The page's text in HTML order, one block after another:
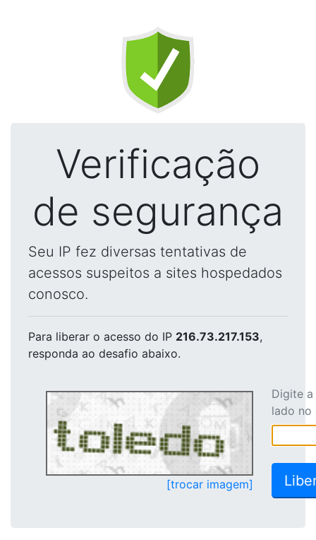
Verificação
de segurança
Seu IP fez diversas tentativas de
acessos suspeitos a sites hospedados
conosco.
Para liberar o acesso do IP 216.73.217.153,
responda ao desafio abaixo.
[trocar imagem]
Digite
lado no